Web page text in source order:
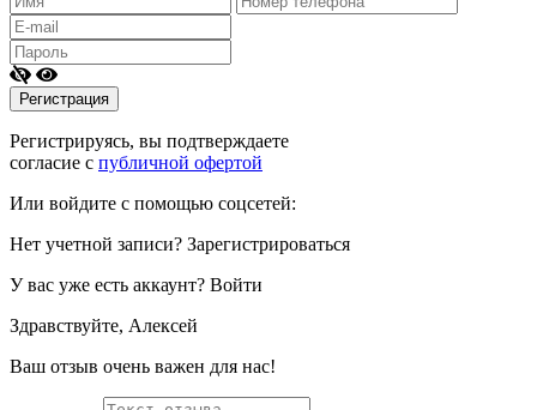
Регистрируясь, вы подтверждаете
согласие с публичной офертой
Или войдите с помощью соцсетей:
Нет учетной записи? Зарегистрироваться
У вас уже есть аккаунт? Войти
Здравствуйте, Алексей
Ваш отзыв очень важен для нас!